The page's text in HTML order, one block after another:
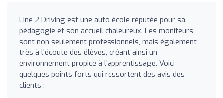
Line 2 Driving est une auto-école réputée pour sa
pédagogie et son accueil chaleureux. Les moniteurs
sont non seulement professionnels, mais également
très à l'écoute des élèves, créant ainsi un
environnement propice à l'apprentissage. Voici
quelques points forts qui ressortent des avis des
clients :